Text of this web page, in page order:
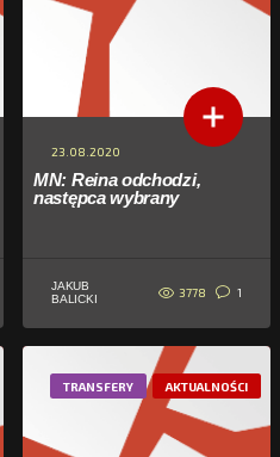
23.08.2020
MN: Reina odchodzi,
następca wybrany
JAKUB
BALICKI
3778 1
TRANSFERY AKTUALNOŚCI